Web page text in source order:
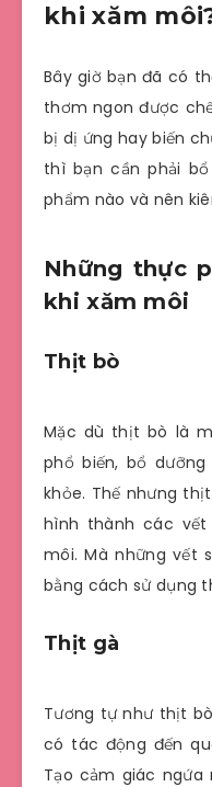
khi xăm
Bây giờ bạn đã có
thơm ngon được
bị dị ứng hay biến
thì bạn cần phải
phẩm nào và nên
Những thực
khi xăm môi
Thịt bò
Mặc dù thịt bò là
phổ biến, bổ
khỏe. Thế nhưng
hình thành các
môi. Mà những vết
bằng cách sử dụng
Thịt gà
Tương tự như thịt
có tác động đến
Tạo cảm giác ngứa